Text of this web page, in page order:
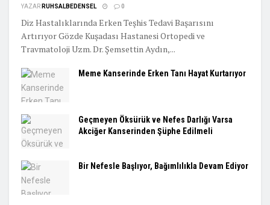
YAZAR RUHSALBEDENSEL 0
Diz Hastalıklarında Erken Teşhis Tedavi Başarısını
Artırıyor Gözde Kuşadası Hastanesi Ortopedi ve
Travmatoloji Uzm. Dr. Şemsettin Aydın,...
Meme Kanserinde Erken Tanı Hayat Kurtarıyor
Geçmeyen Öksürük ve Nefes Darlığı Varsa
Akciğer Kanserinden Şüphe Edilmeli
Bir Nefesle Başlıyor, Bağımlılıkla Devam Ediyor